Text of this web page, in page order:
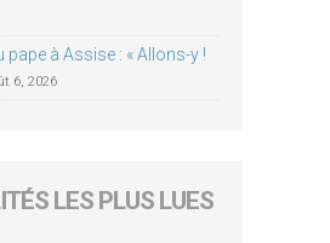
pape à Assise : « Allons-y !
6, 2026
LES PLUS LUES